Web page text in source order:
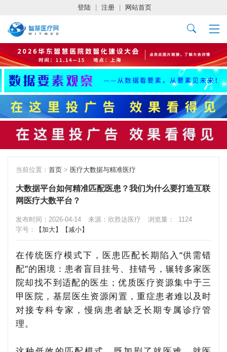
登陆 注册 网站首页
当前位置： 首页 > 医疗大数据与精准医疗
大数据平台如何精准匹配医患？我们为什么要打造互联
网医疗大数平台？
发布时间：2026-04-14 来源：欣胜达医疗 浏览量：
1124
字号：
【加大】 【减小】
在传统医疗模式下，医患匹配长期陷入“供需错
配”的困境：患者盲目挂号、挂错号，辗转多家医
院却找不到适配的医生； 优质医疗资源集中于三
甲医院，基层医生资源闲置，重症患者难以及时
对接专科专家，慢病患者缺乏长期专属诊疗管
理。